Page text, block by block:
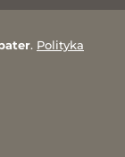
. Polityka